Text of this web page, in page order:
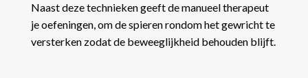
Naast deze technieken geeft de manueel therapeut
je oefeningen, om de spieren rondom het gewricht te
versterken zodat de beweeglijkheid behouden blijft.